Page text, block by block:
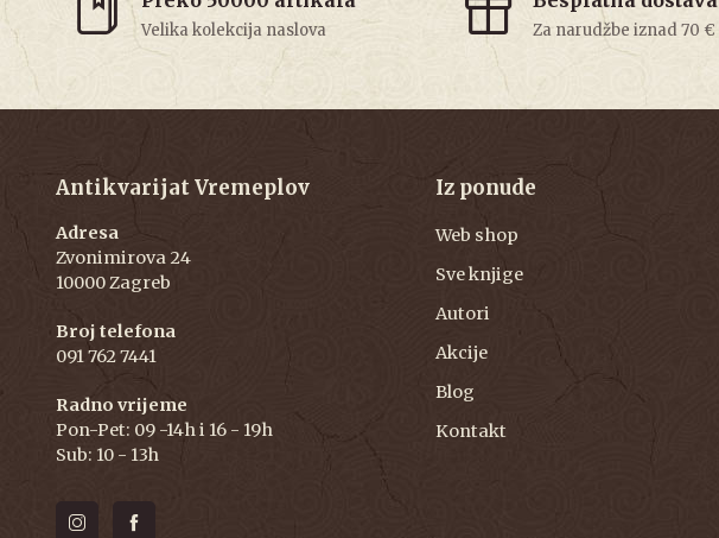
Velika kolekcija naslova Za narudžbe iznad 70 €
Antikvarijat Vremeplov
Adresa
Zvonimirova 24
10000 Zagreb
Broj telefona
091 762 7441
Radno vrijeme
Pon-Pet: 09 -14h i 16 - 19h
Sub: 10 - 13h
Iz ponude
Web shop
Sve knjige
Autori
Akcije
Blog
Kontakt